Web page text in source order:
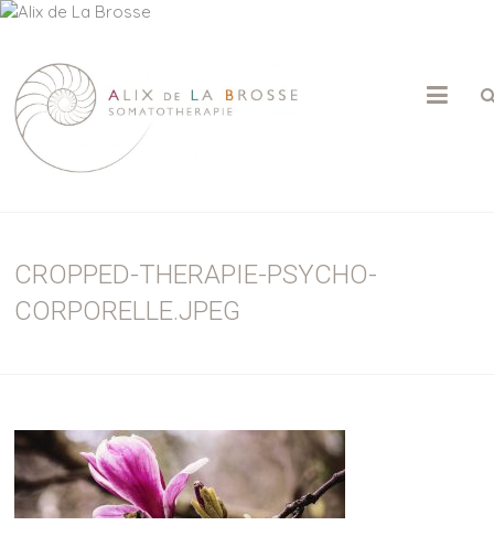
ALIX
DE
Psychothérapie
Somatothérapie
CROPPED-THERAPIE-PSYCHO-
CORPORELLE.JPEG